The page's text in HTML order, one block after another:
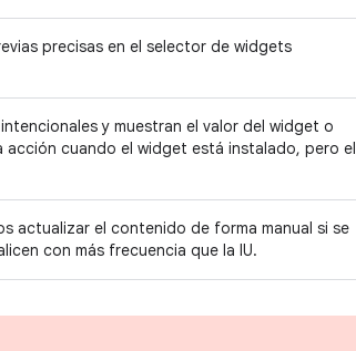
precisas en el selector de widgets
y muestran el valor del widget o
acción cuando el widget está instalado, pero el
actualizar el contenido de forma manual si se
con más frecuencia que la IU.